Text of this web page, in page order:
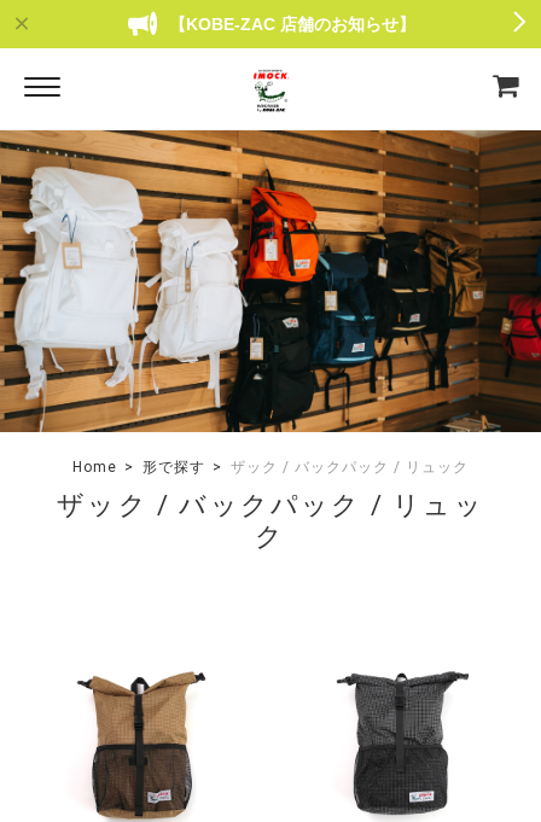
【KOBE-ZAC 店舗のお知らせ】
Home 形で探す ザック / バックパック / リュック
ザック / バックパック / リュッ
ク